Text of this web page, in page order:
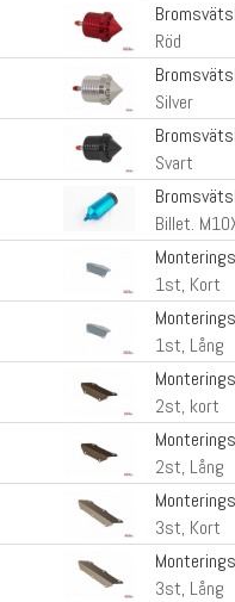
Röd
Silver
Svart
Billet.
1st, Kort
1st, Lång
2st, kort
2st, Lång
3st, Kort
3st, Lång